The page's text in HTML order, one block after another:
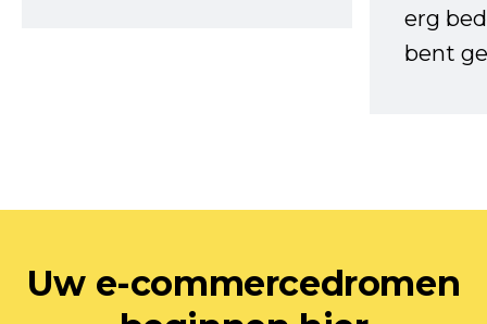
erg
bent
Uw e-commercedromen